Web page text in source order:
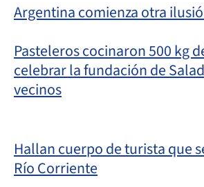
Argentina comienza otra
Pasteleros cocinaron 500 kg
celebrar la fundación de
vecinos
Hallan cuerpo de turista que
Río Corriente